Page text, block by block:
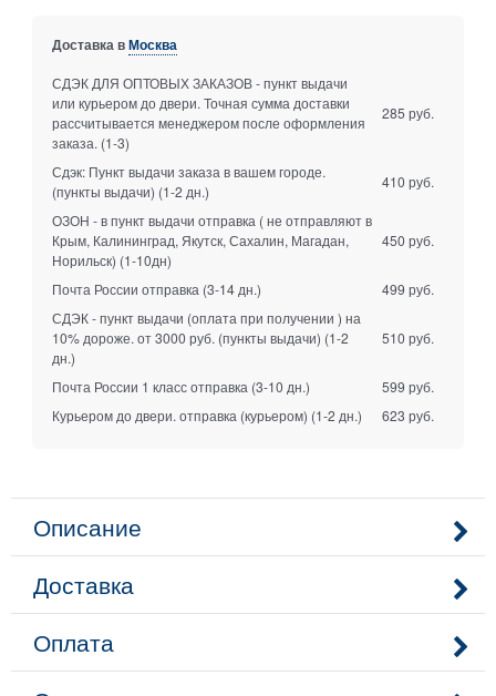
Доставка вМосква
СДЭК ДЛЯ ОПТОВЫХ ЗАКАЗОВ - пункт выдачи
или курьером до двери. Точная сумма доставки
рассчитывается менеджером после оформления
заказа. (1-3)
285 руб.
Сдэк: Пункт выдачи заказа в вашем городе.
(пункты выдачи) (1-2 дн.)
410 руб.
ОЗОН - в пункт выдачи отправка ( не отправляют в
Крым, Калининград, Якутск, Сахалин, Магадан,
Норильск) (1-10дн)
450 руб.
Почта России отправка (3-14 дн.)
499 руб.
СДЭК - пункт выдачи (оплата при получении ) на
10% дороже. от 3000 руб. (пункты выдачи) (1-2
дн.)
510 руб.
Почта России 1 класс отправка (3-10 дн.)
599 руб.
Курьером до двери. отправка (курьером) (1-2 дн.) 623 руб.
Описание
Доставка
Оплата